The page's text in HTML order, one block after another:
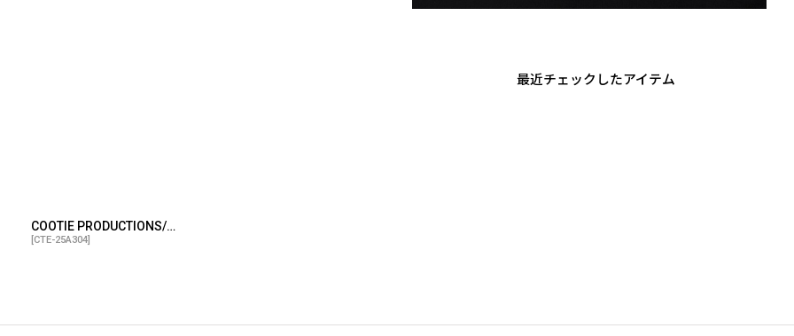
最近チェックしたアイテム
COOTIE PRODUCTIONS/Heavy Oz Jersey Plain Crew（Black）［プレーンクルー-25秋冬］
[CTE-25A304]